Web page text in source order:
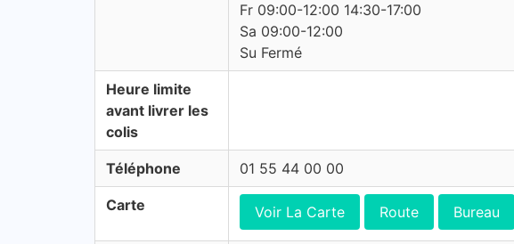
Fr 09:00-12:00 14:30-17:00
Sa 09:00-12:00
Su Fermé
Heure limite
avant livrer les
colis
Téléphone 01 55 44 00 00
Carte Voir La Carte Route Bureau